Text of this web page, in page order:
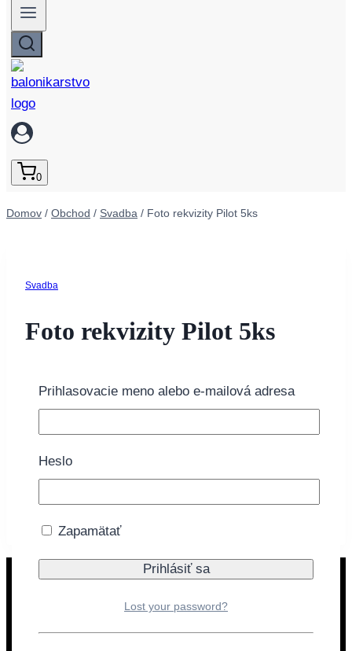
0
Domov / Obchod / Svadba / Foto rekvizity Pilot 5ks
Svadba
Foto rekvizity Pilot 5ks
1 na sklade
Pridať do košíka
Doprava zdarma nad 40€
Prihlasovacie meno alebo e-mailová adresa
Heslo
Zapamätať
Lost your password?